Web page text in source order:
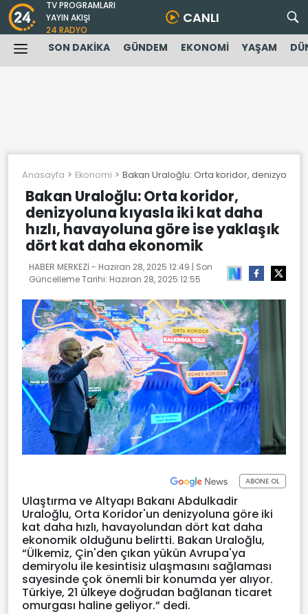
TV PROGRAMLARI
YAYIN AKIŞI
24 RADYO
CANLI
SON DAKİKA GÜNDEM EKONOMİ YAŞAM
Anasayfa Ekonomi Bakan Uraloğlu: Orta koridor, denizyoluna
Bakan Uraloğlu: Orta koridor,
denizyoluna kıyasla iki kat daha
hızlı, havayoluna göre ise yaklaşık
dört kat daha ekonomik
HABER MERKEZİ - Haziran 28, 2025 12:49 | Son
Güncelleme Tarihi: Haziran 28, 2025 12:55
ABONE OL
Ulaştırma ve Altyapı Bakanı Abdulkadir
Uraloğlu, Orta Koridor'un denizyoluna göre iki
kat daha hızlı, havayolundan dört kat daha
ekonomik olduğunu belirtti. Bakan Uraloğlu,
“Ülkemiz, Çin'den çıkan yükün Avrupa'ya
demiryolu ile kesintisiz ulaşmasını sağlaması
sayesinde çok önemli bir konumda yer alıyor.
Türkiye, 21 ülkeye doğrudan bağlanan ticaret
omurgası haline geliyor.” dedi.